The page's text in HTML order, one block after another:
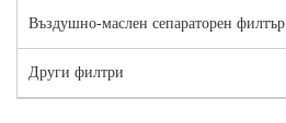
Въздушно-маслен сепараторен филтър
Други филтри